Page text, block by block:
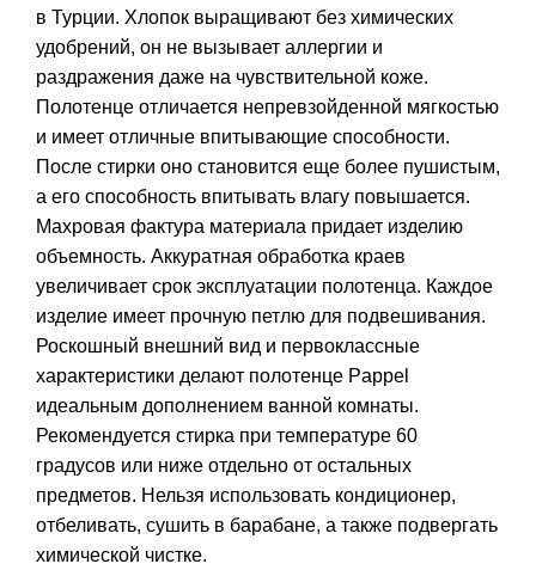
в Турции. Хлопок выращивают без химических
удобрений, он не вызывает аллергии и
раздражения даже на чувствительной коже.
Полотенце отличается непревзойденной мягкостью
и имеет отличные впитывающие способности.
После стирки оно становится еще более пушистым,
а его способность впитывать влагу повышается.
Махровая фактура материала придает изделию
объемность. Аккуратная обработка краев
увеличивает срок эксплуатации полотенца. Каждое
изделие имеет прочную петлю для подвешивания.
Роскошный внешний вид и первоклассные
характеристики делают полотенце Pappel
идеальным дополнением ванной комнаты.
Рекомендуется стирка при температуре 60
градусов или ниже отдельно от остальных
предметов. Нельзя использовать кондиционер,
отбеливать, сушить в барабане, а также подвергать
химической чистке.